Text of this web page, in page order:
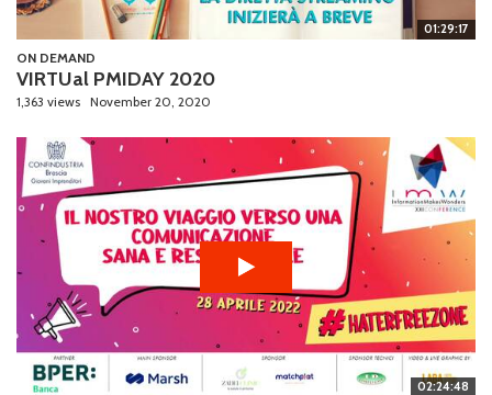
01:29:17
ON DEMAND
VIRTUal PMIDAY 2020
1,363 views November 20, 2020
02:24:48